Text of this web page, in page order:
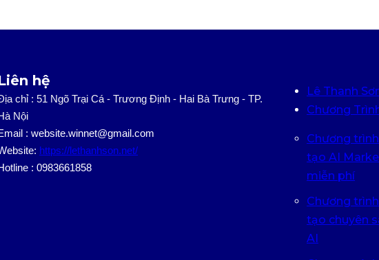
hệ
chỉ : 51 Ngõ Trại Cá - Trương Định - Hai Bà Trưng - TP.
Nội
: website.winnet@gmail.com
https://lethanhson.net/
: 0983661858
Lê Thanh
Chương
Chương
tạo AI
miễn phí
Chương
tạo chuyên
AI